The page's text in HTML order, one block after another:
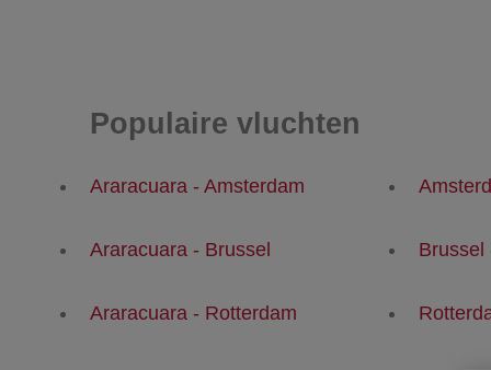
Populaire vluchten
Araracuara - Amsterdam
Araracuara - Brussel Brussel
Araracuara - Rotterdam